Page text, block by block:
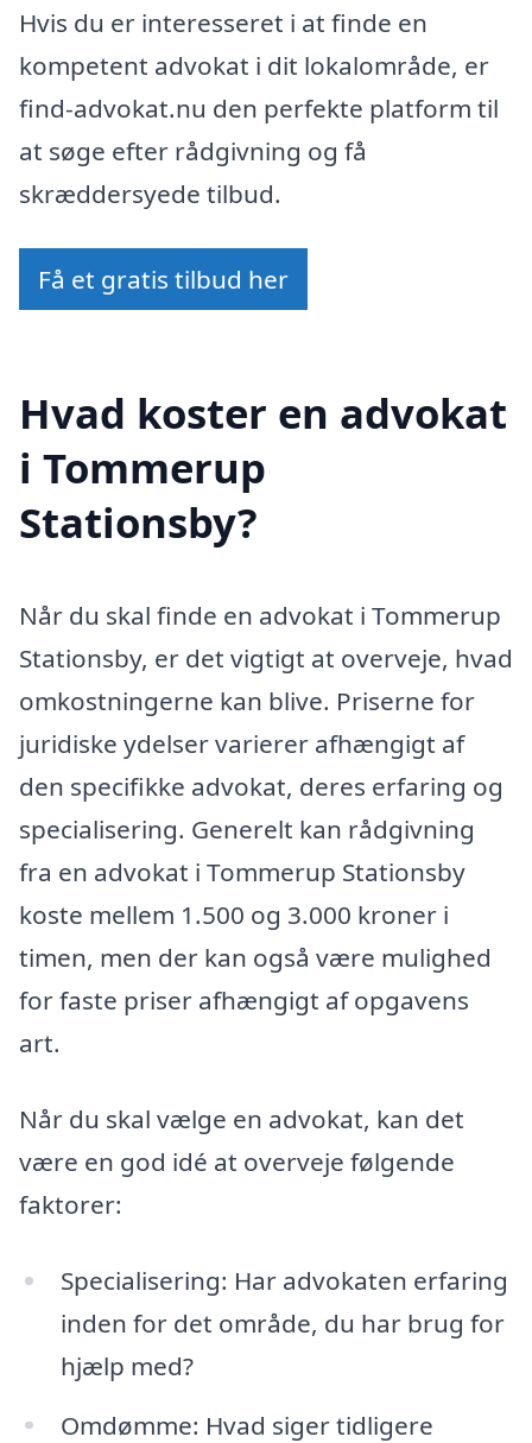
Hvis du er interesseret i at finde en
kompetent advokat i dit lokalområde, er
find-advokat.nu den perfekte platform til
at søge efter rådgivning og få
skræddersyede tilbud.
Få et gratis tilbud her
Hvad koster en advokat
i Tommerup
Stationsby?
Når du skal finde en advokat i Tommerup
Stationsby, er det vigtigt at overveje, hvad
omkostningerne kan blive. Priserne for
juridiske ydelser varierer afhængigt af
den specifikke advokat, deres erfaring og
specialisering. Generelt kan rådgivning
fra en advokat i Tommerup Stationsby
koste mellem 1.500 og 3.000 kroner i
timen, men der kan også være mulighed
for faste priser afhængigt af opgavens
art.
Når du skal vælge en advokat, kan det
være en god idé at overveje følgende
faktorer:
Specialisering: Har advokaten erfaring
inden for det område, du har brug for
hjælp med?
Omdømme: Hvad siger tidligere